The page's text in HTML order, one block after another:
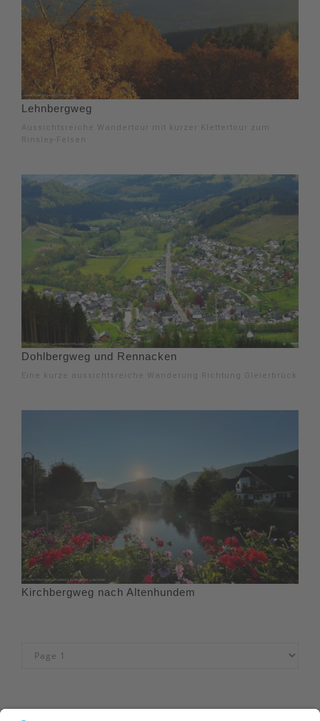
Lehnbergweg
Aussichtsreiche Wandertour mit kurzer Klettertour zum
Rinsley-Felsen
Dohlbergweg und Rennacken
Eine kurze aussichtsreiche Wanderung Richtung Gleierbrück
Kirchbergweg nach Altenhundem